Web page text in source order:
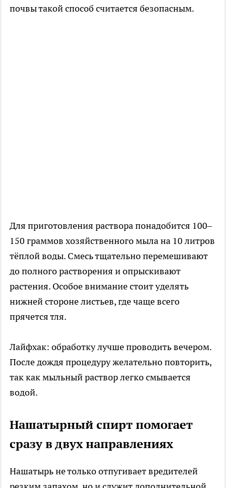
почвы такой способ считается безопасным.
Для приготовления раствора понадобится 100–
150 граммов хозяйственного мыла на 10 литров
тёплой воды. Смесь тщательно перемешивают
до полного растворения и опрыскивают
растения. Особое внимание стоит уделять
нижней стороне листьев, где чаще всего
прячется тля.
Лайфхак: обработку лучше проводить вечером.
После дождя процедуру желательно повторить,
так как мыльный раствор легко смывается
водой.
Нашатырный спирт помогает
сразу в двух направлениях
Нашатырь не только отпугивает вредителей